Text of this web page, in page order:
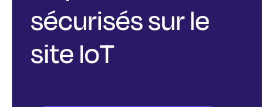
sécurisés sur le
site IoT